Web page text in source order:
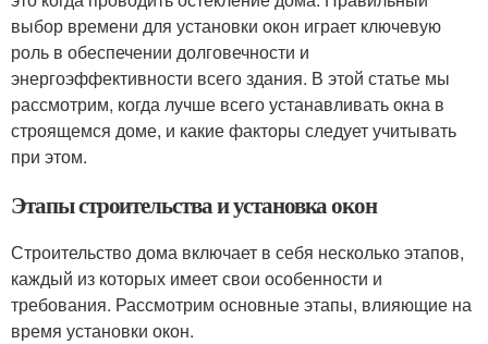
выбор времени для установки окон играет ключевую
роль в обеспечении долговечности и
энергоэффективности всего здания. В этой статье мы
рассмотрим, когда лучше всего устанавливать окна в
строящемся доме, и какие факторы следует учитывать
при этом.
Этапы строительства и установка окон
Строительство дома включает в себя несколько этапов,
каждый из которых имеет свои особенности и
требования. Рассмотрим основные этапы, влияющие на
время установки окон.